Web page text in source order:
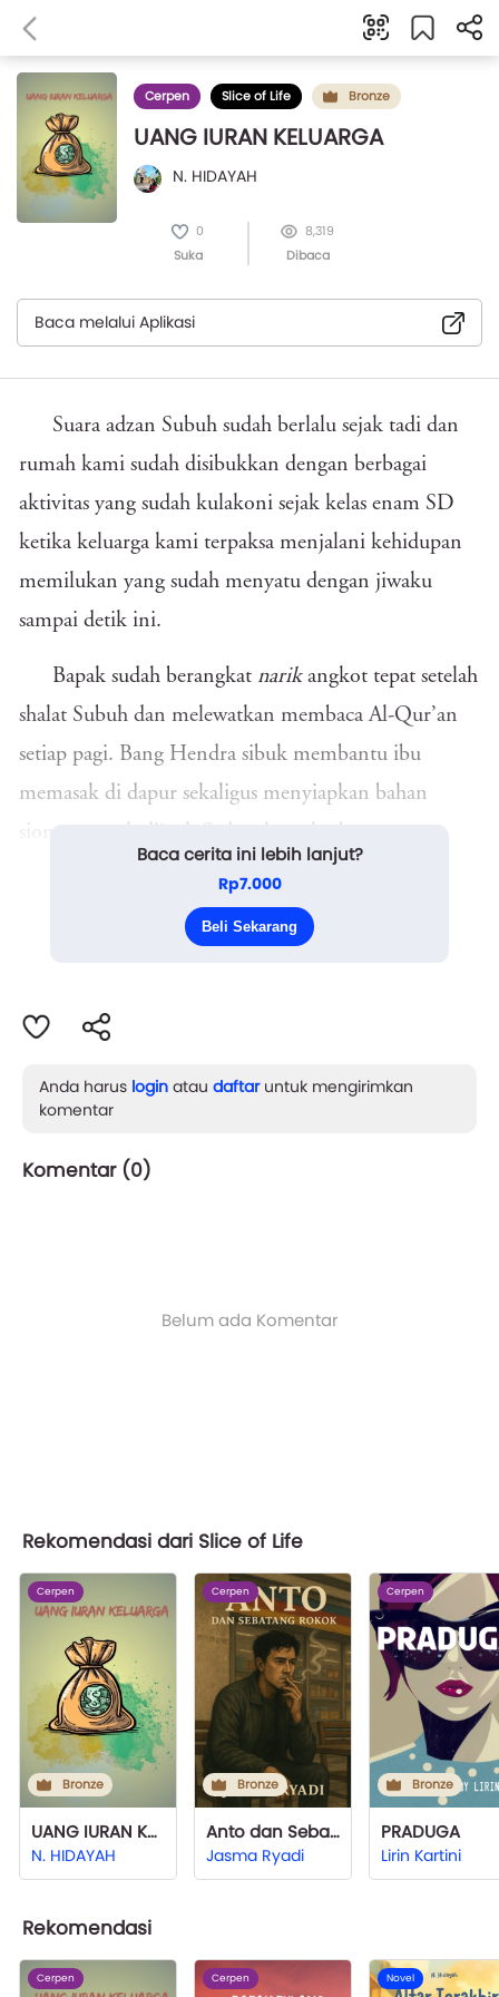
Cerpen Slice of Life Bronze
UANG IURAN KELUARGA
N. HIDAYAH
0
Suka
8,319
Dibaca
Baca melalui Aplikasi
Suara adzan Subuh sudah berlalu sejak tadi dan
rumah kami sudah disibukkan dengan berbagai
aktivitas yang sudah kulakoni sejak kelas enam SD
ketika keluarga kami terpaksa menjalani kehidupan
memilukan yang sudah menyatu dengan jiwaku
sampai detik ini.
Bapak sudah berangkat narikangkot tepat setelah
shalat Subuh dan melewatkan membaca Al-Qur’an
setiap pagi. Bang Hendra sibuk membantu ibu
memasak di dapur sekaligus menyiapkan bahan
siomay untuk dijual. Sedangkan aku bertugas
membersihkan rumah kami yang tidak terlalu luas
namun tidak pernah tampak bersih meskipun sudah
Baca cerita ini lebih lanjut?
Rp7.000
Beli Sekarang
Anda harus login atau daftaruntuk mengirimkan
komentar
Komentar (0)
Belum ada Komentar
Rekomendasi dari Slice of Life
Cerpen
Bronze
UANG IURAN KELUARGA
N. HIDAYAH
Cerpen
Bronze
Anto dan Sebatang Rokok
Jasma Ryadi
Cerpen
Bronze
PRADUGA
Lirin Kartini
Rekomendasi
Cerpen Cerpen Novel